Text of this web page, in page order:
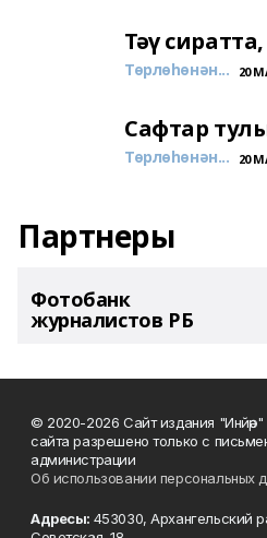
Тәү
Төрлөһөнән... 20
Сафтар
Төрлөһөнән... 20
Партнеры
Фотобанк
журналистов РБ
© 2020-2026 Сайт издания
сайта разрешено только с
администрации
Об использовании персональных
Адресы: 453030, Архангельский